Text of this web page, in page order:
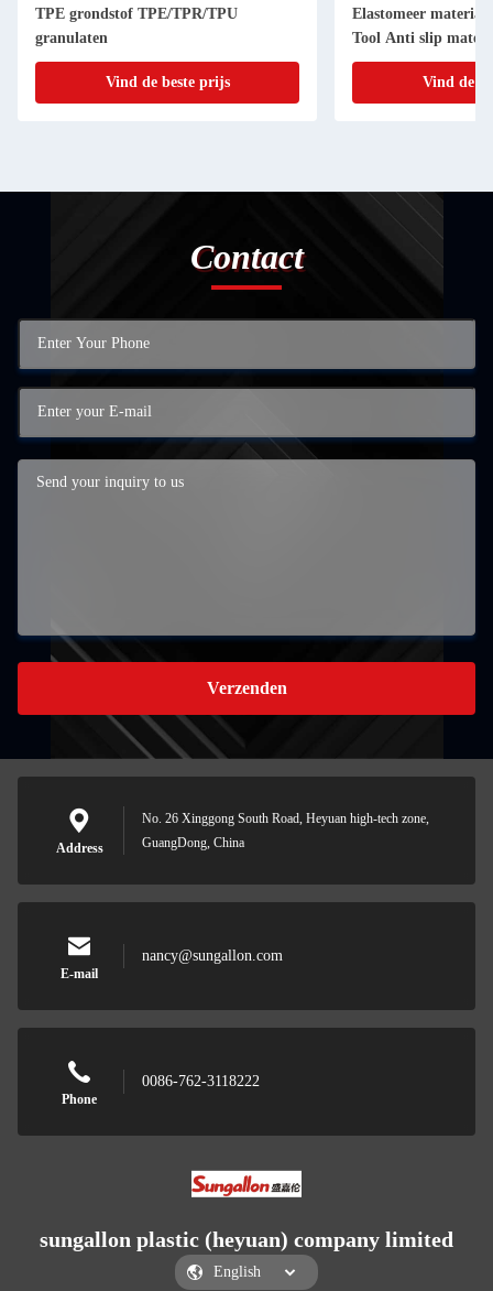
TPE grondstof TPE/TPR/TPU
granulaten
Vind de beste prijs
Elastomeer
Tool Anti slip
Vind de
Contact
Verzenden
Address
No. 26 Xinggong South Road, Heyuan high-tech zone,
GuangDong, China
E-mail
nancy@sungallon.com
Phone
0086-762-3118222
sungallon plastic (heyuan) company limited